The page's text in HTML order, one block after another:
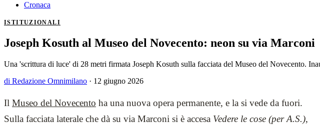
Cronaca
ISTITUZIONALI
Joseph Kosuth al Museo del Novecento: neon su via Marconi
Una 'scrittura di luce' di 28 metri firmata Joseph Kosuth sulla facciata del Museo del Novecento.
di Redazione Omnimilano · 12 giugno 2026
Il Museo del Novecento ha una nuova opera permanente, e la si vede da fuori.
Sulla facciata laterale che dà su via Marconi si è accesa Vedere le cose (per A.S.),